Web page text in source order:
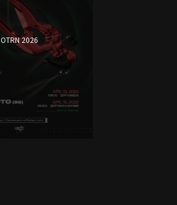
OTRN 2026